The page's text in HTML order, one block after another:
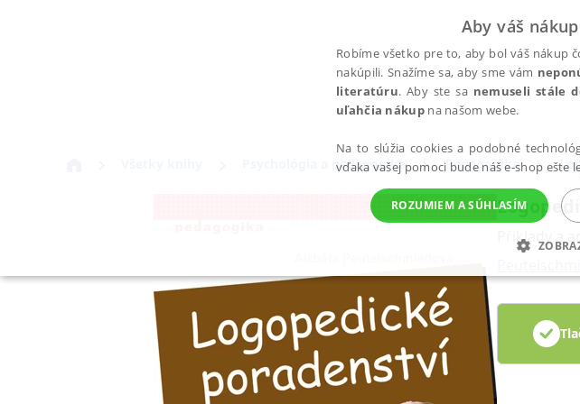
Psychológia a pedagogika Pedagogika
Příklady a
Aby váš
Robíme všetko pre to, aby bol váš nákup
nakúpili. Snažíme sa, aby sme vám
literatúru. Aby ste sa nemuseli stále
uľahčia nákupna našom webe.
Na to slúžia cookies a podobné
vďaka vašej pomoci bude náš e-shop ešte
ROZUMIEM A SÚHLASÍM
POTREBNÉ ANALYTICKÉ
Potrebné Analytické
Nevyhnutné súbory cookie umožňujú základné funkcie webovej stránky, ako je prihlásenie